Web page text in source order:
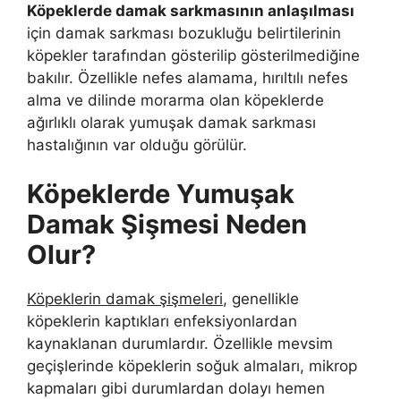
Köpeklerde damak sarkmasının anlaşılması
için damak sarkması bozukluğu belirtilerinin
köpekler tarafından gösterilip gösterilmediğine
bakılır. Özellikle nefes alamama, hırıltılı nefes
alma ve dilinde morarma olan köpeklerde
ağırlıklı olarak yumuşak damak sarkması
hastalığının var olduğu görülür.
Köpeklerde Yumuşak
Damak Şişmesi Neden
Olur?
Köpeklerin damak şişmeleri, genellikle
köpeklerin kaptıkları enfeksiyonlardan
kaynaklanan durumlardır. Özellikle mevsim
geçişlerinde köpeklerin soğuk almaları, mikrop
kapmaları gibi durumlardan dolayı hemen